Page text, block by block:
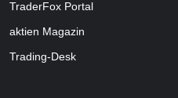
TraderFox Portal
aktien Magazin
Trading-Desk